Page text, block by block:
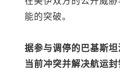
能的突破。
据参与调停的巴基斯
当前冲突并解决航运